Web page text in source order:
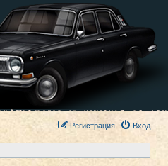
Вход
Регистрация